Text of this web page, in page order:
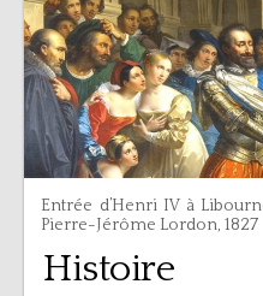
Entrée d’Henri IV à
Pierre-Jérôme Lordon, 1827
Histoire